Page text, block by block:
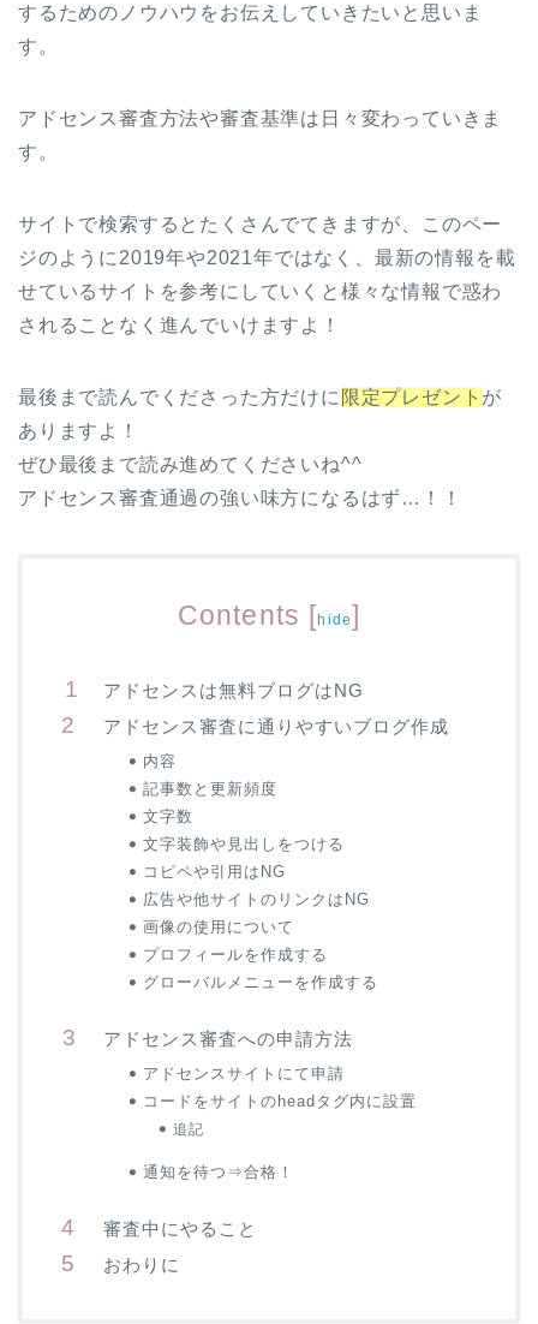
するためのノウハウをお伝えしていきたいと思いま
す。
アドセンス審査方法や審査基準は日々変わっていきま
す。
サイトで検索するとたくさんでてきますが、このペー
ジのように2019年や2021年ではなく、最新の情報を載
せているサイトを参考にしていくと様々な情報で惑わ
されることなく進んでいけますよ！
最後まで読んでくださった方だけに 限定プレゼント が
ありますよ！
ぜひ最後まで読み進めてくださいね^^
アドセンス審査通過の強い味方になるはず…！！
Contents [hide]
アドセンスは無料ブログはNG
アドセンス審査に通りやすいブログ作成
内容
記事数と更新頻度
文字数
文字装飾や見出しをつける
コピペや引用はNG
広告や他サイトのリンクはNG
画像の使用について
プロフィールを作成する
グローバルメニューを作成する
アドセンス審査への申請方法
アドセンスサイトにて申請
コードをサイトのheadタグ内に設置
追記
通知を待つ⇒合格！
審査中にやること
おわりに